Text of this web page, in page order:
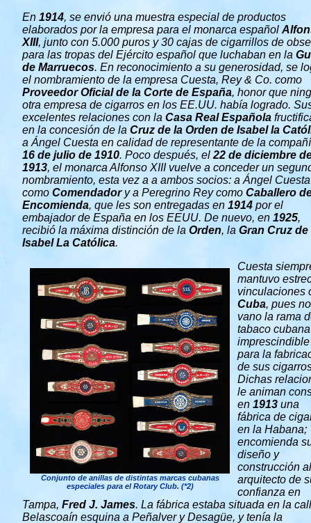
En 1914, se envió una muestra especial de productos
elaborados por la empresa para el monarca español
XIII, junto con 5.000 puros y 30 cajas de cigarrillos de
para las tropas del Ejército español que luchaban en la
de Marruecos. En reconocimiento a su generosidad, se
el nombramiento de la empresa Cuesta, Rey & Co. como
Proveedor Oficial de la Corte de España, honor que
otra empresa de cigarros en los EE.UU. había logrado.
excelentes relaciones con la Casa Real Española
en la concesión de la Cruz de la Orden de Isabel la
a Ángel Cuesta en calidad de representante de la
16 de julio de 1910. Poco después, el 22 de diciembre
1913, el monarca Alfonso XIII vuelve a conceder un
nombramiento, esta vez a a ambos socios: a Ángel Cuesta
como Comendadory a Peregrino Rey como Caballero
Encomienda, que les son entregadas en 1914 por el
embajador de España en los EEUU. De nuevo, en 1925,
recibió la máxima distinción de la Orden, la Gran Cruz de
Isabel La Católica.
Conjunto de anillas de distintas marcas cubanas
especiales para el Rotary Club. (*2)
Cuesta
mantuvo
vinculaciones
Cuba, pues
vano la rama
tabaco
imprescindible
para la
de sus
Dichas
le animan
en 1913 una
fábrica de
en la Habana;
encomienda
diseño y
construcción al
arquitecto de
confianza en
Tampa, Fred J. James. La fábrica estaba situada en la
Belascoaín esquina a Peñalver y Desagüe, y tenía la